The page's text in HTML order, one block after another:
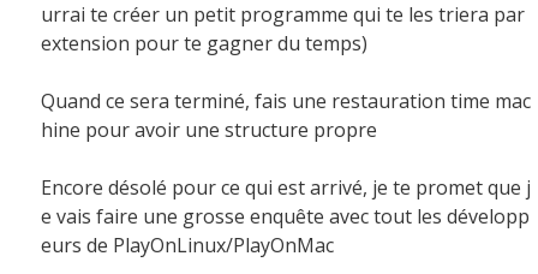
urrai te créer un petit programme qui te les triera par
extension pour te gagner du temps)
Quand ce sera terminé, fais une restauration time mac
hine pour avoir une structure propre
Encore désolé pour ce qui est arrivé, je te promet que j
e vais faire une grosse enquête avec tout les développ
eurs de PlayOnLinux/PlayOnMac